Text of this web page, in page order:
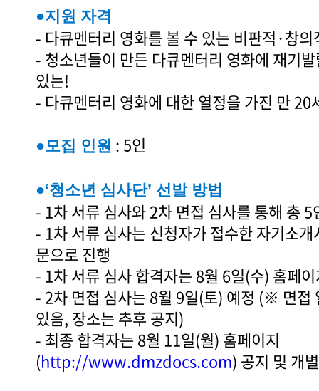
●지원 자격
- 다큐멘터리 영화를 볼 수 있는 비판적·창
- 청소년들이 만든 다큐멘터리 영화에 재기
있는!
- 다큐멘터리 영화에 대한 열정을 가진 만 20
●모집 인원 : 5인
●‘청소년 심사단’ 선발 방법
- 1차 서류 심사와 2차 면접 심사를 통해 총
- 1차 서류 심사는 신청자가 접수한 자기소
문으로 진행
- 1차 서류 심사 합격자는 8월 6일(수) 홈페
- 2차 면접 심사는 8월 9일(토) 예정 (※ 면접
있음, 장소는 추후 공지)
- 최종 합격자는 8월 11일(월) 홈페이지
(http://www.dmzdocs.com) 공지 및 개